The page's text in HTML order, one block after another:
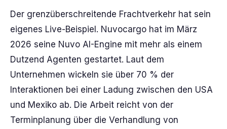
Der grenzüberschreitende Frachtverkehr hat sein
eigenes Live-Beispiel. Nuvocargo hat im März
2026 seine Nuvo AI-Engine mit mehr als einem
Dutzend Agenten gestartet. Laut dem
Unternehmen wickeln sie über 70 % der
Interaktionen bei einer Ladung zwischen den USA
und Mexiko ab. Die Arbeit reicht von der
Terminplanung über die Verhandlung von